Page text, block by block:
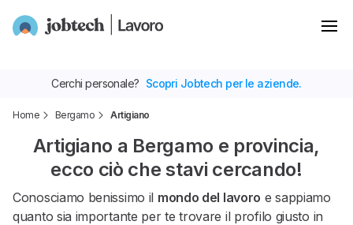
Home Bergamo Artigiano
Artigiano a Bergamo e provincia,
ecco ciò che stavi cercando!
Conosciamo benissimo il mondo del lavoro e sappiamo
quanto sia importante per te trovare il profilo giusto in
Cerchi personale? Scopri Jobtech per le aziende.